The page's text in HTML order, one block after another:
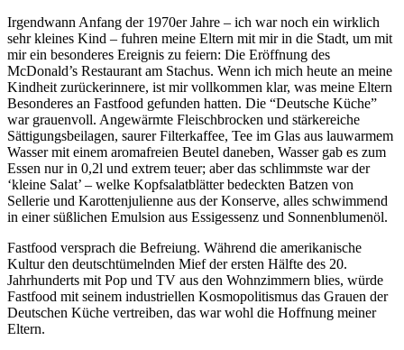
Irgendwann Anfang der 1970er Jahre – ich war noch ein wirklich
sehr kleines Kind – fuhren meine Eltern mit mir in die Stadt, um mit
mir ein besonderes Ereignis zu feiern: Die Eröffnung des
McDonald’s Restaurant am Stachus. Wenn ich mich heute an meine
Kindheit zurückerinnere, ist mir vollkommen klar, was meine Eltern
Besonderes an Fastfood gefunden hatten. Die “Deutsche Küche”
war grauenvoll. Angewärmte Fleischbrocken und stärkereiche
Sättigungsbeilagen, saurer Filterkaffee, Tee im Glas aus lauwarmem
Wasser mit einem aromafreien Beutel daneben, Wasser gab es zum
Essen nur in 0,2l und extrem teuer; aber das schlimmste war der
‘kleine Salat’ – welke Kopfsalatblätter bedeckten Batzen von
Sellerie und Karottenjulienne aus der Konserve, alles schwimmend
in einer süßlichen Emulsion aus Essigessenz und Sonnenblumenöl.
Fastfood versprach die Befreiung. Während die amerikanische
Kultur den deutschtümelnden Mief der ersten Hälfte des 20.
Jahrhunderts mit Pop und TV aus den Wohnzimmern blies, würde
Fastfood mit seinem industriellen Kosmopolitismus das Grauen der
Deutschen Küche vertreiben, das war wohl die Hoffnung meiner
Eltern.